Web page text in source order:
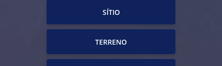
SÍTIO
TERRENO